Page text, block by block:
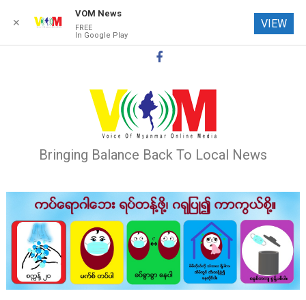
Bringing Balance Back To Local News
✕
VOM News
FREE
In Google Play
VIEW